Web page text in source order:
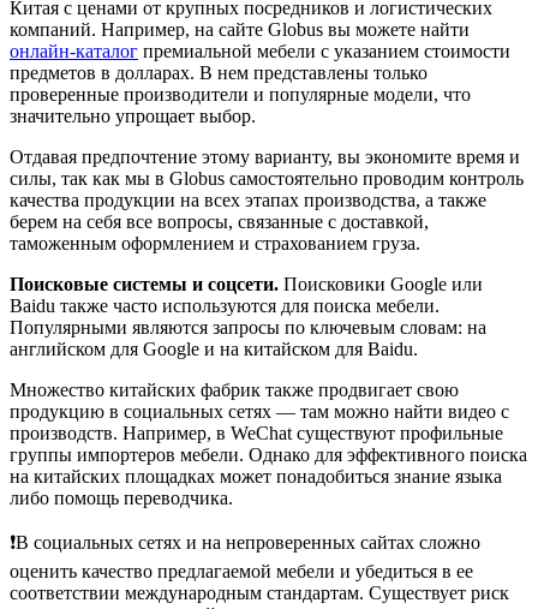
Китая с ценами от крупных посредников и логистических
компаний. Например, на сайте Globus вы можете найти
онлайн-каталог премиальной мебели с указанием стоимости
предметов в долларах​. В нем представлены только
проверенные производители и популярные модели, что
значительно упрощает выбор.
Отдавая предпочтение этому варианту, вы экономите время и
силы, так как мы в Globus самостоятельно проводим контроль
качества продукции на всех этапах производства, а также
берем на себя все вопросы, связанные с доставкой,
таможенным оформлением и страхованием груза.
Поисковые системы и соцсети. Поисковики Google или
Baidu также часто используются для поиска мебели.
Популярными являются запросы по ключевым словам: на
английском для Google и на китайском для Baidu.
Множество китайских фабрик также продвигает свою
продукцию в социальных сетях — там можно найти видео с
производств. Например, в WeChat существуют профильные
группы импортеров мебели. Однако для эффективного поиска
на китайских площадках может понадобиться знание языка
либо помощь переводчика.
❗️В социальных сетях и на непроверенных сайтах сложно
оценить качество предлагаемой мебели и убедиться в ее
соответствии международным стандартам. Существует риск